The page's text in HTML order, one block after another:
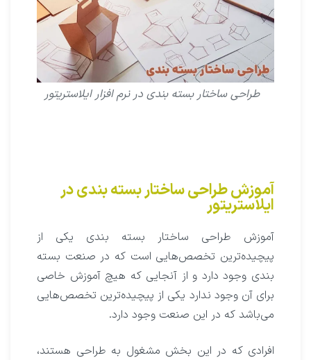
طراحی ساختار بسته بندی در نرم افزار ایلاستریتور
آموزش طراحی ساختار بسته بندی در
ایلاستریتور
آموزش طراحی ساختار بسته بندی یکی از
پیچیده‌ترین تخصص‌هایی است که در صنعت بسته
بندی وجود دارد و از آنجایی که هیچ آموزش خاصی
برای آن وجود ندارد یکی از پیچیده‌ترین تخصص‌هایی
می‌باشد که در این صنعت وجود دارد.
افرادی که در این بخش مشغول به طراحی هستند،